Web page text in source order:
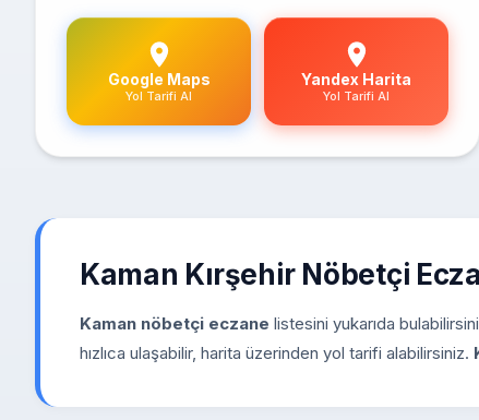
Google Maps
Yol Tarifi Al
Yandex Harita
Yol Tarifi Al
Kaman Kırşehir Nöbetçi
Kaman nöbetçi eczane listesini yukarıda
hızlıca ulaşabilir, harita üzerinden yol tarifi alabilirsiniz.